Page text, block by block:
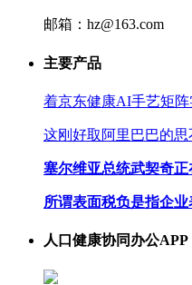
邮箱：hz@163.com
主要产品
着京东健康AI手艺矩
这刚好取阿里巴巴的思
塞尔维亚总统武契奇
所谓表面税负是指企
人口健康协同办公APP